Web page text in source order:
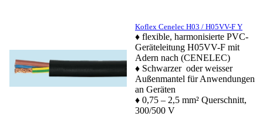
Koflex Cenelec H03 / H05VV-F Y
♦ flexible, harmonisierte PVC-
Geräteleitung H05VV-F mit
Adern nach (CENELEC)
♦ Schwarzer oder weisser
Außenmantel für Anwendungen
an Geräten
♦ 0,75 – 2,5 mm² Querschnitt,
300/500 V